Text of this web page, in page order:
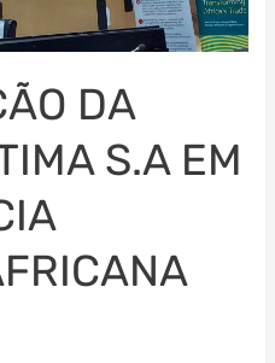
DA
S.A EM